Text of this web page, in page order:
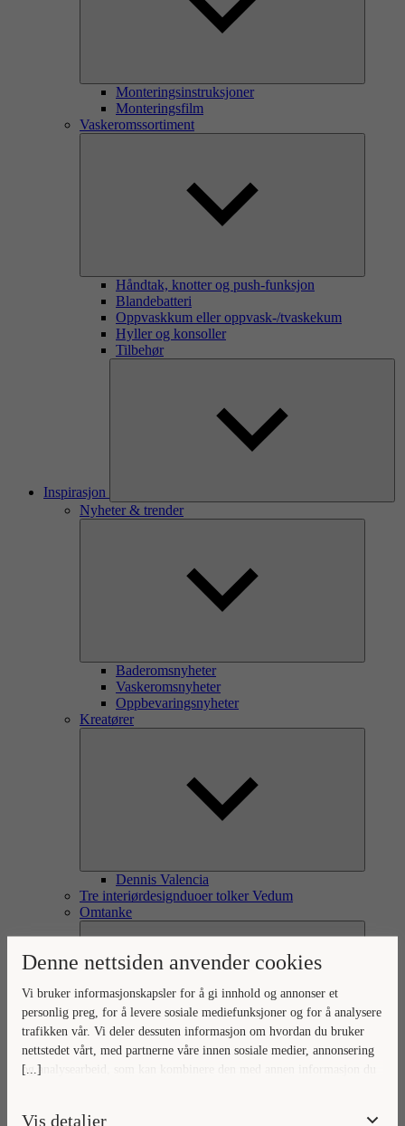
Denne nettsiden anvender cookies
[...]
Vi bruker informasjonskapsler for å gi innhold og annonser et
personlig preg, for å levere sosiale mediefunksjoner og for å analysere
trafikken vår. Vi deler dessuten informasjon om hvordan du bruker
nettstedet vårt, med partnerne våre innen sosiale medier, annonsering
og analysearbeid, som kan kombinere den med annen informasjon du
Vis detaljer
Monteringsinstruksjoner
Monteringsfilm
Vaskeromssortiment
Håndtak, knotter og push-funksjon
Blandebatteri
Oppvaskkum eller oppvask-/tvaskekum
Hyller og konsoller
Tilbehør
Inspirasjon
Nyheter & trender
Baderomsnyheter
Vaskeromsnyheter
Oppbevaringsnyheter
Kreatører
Dennis Valencia
Tre interiørdesignduoer tolker Vedum
Omtanke